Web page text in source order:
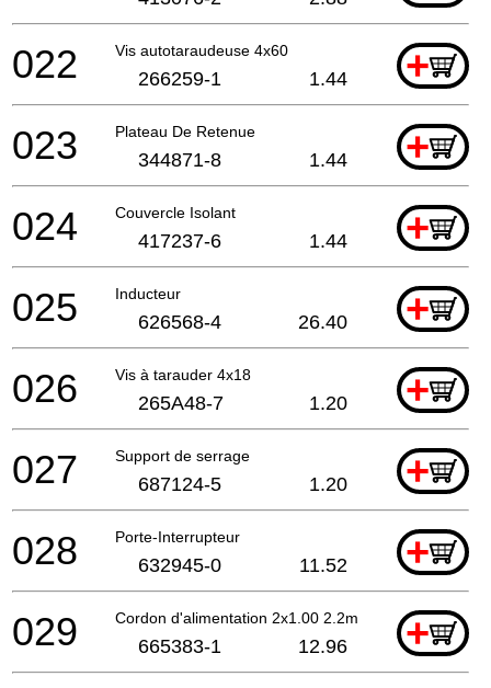
Vis autotaraudeuse 4x60 +
022 266259-1 1.44
Plateau De Retenue +
023 344871-8 1.44
Couvercle Isolant +
024 417237-6 1.44
Inducteur +
025 626568-4 26.40
Vis à tarauder 4x18 +
026 265A48-7 1.20
Support de serrage +
027 687124-5 1.20
Porte-Interrupteur +
028 632945-0 11.52
Cordon d'alimentation 2x1.00 2.2mtr +
029 665383-1 12.96